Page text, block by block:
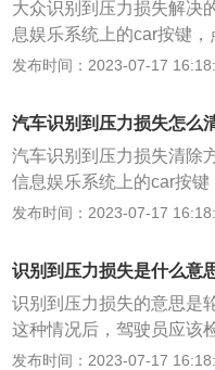
大众识别到压力损失解决
息娱乐系统上的car按键
范围，将轮胎的气压进行
系统给出的警告，出现此
整。轮胎气压过低，高速
低轮胎使用寿命。轮胎气
轮胎抓地力差，汽车轮胎
在购买轮胎时，一定要看
发布时间：2023-07-17
汽车识别到压力损失怎么
汽车识别到压力损失清除
信息娱乐系统上的car按
认胎压范围，将轮胎的气
可以行驶。如果汽车在行
造成轮胎爆炸，这时可以
三角报警灯提醒后方来车
援电话。
发布时间：2023-07-17
识别到压力损失是什么意
识别到压力损失的意思是
这种情况后，驾驶员应该
轮胎出现了漏气的情况，
发布时间：2023-07-17